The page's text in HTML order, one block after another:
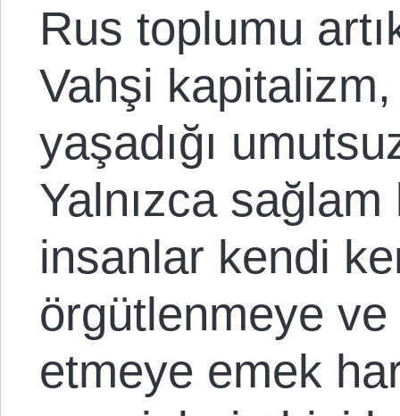
Rus toplumu
Vahşi
yaşadığı
Yalnızca
insanlar kendi
örgütlenmeye
etmeye emek